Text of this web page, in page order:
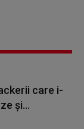
care i-
și...